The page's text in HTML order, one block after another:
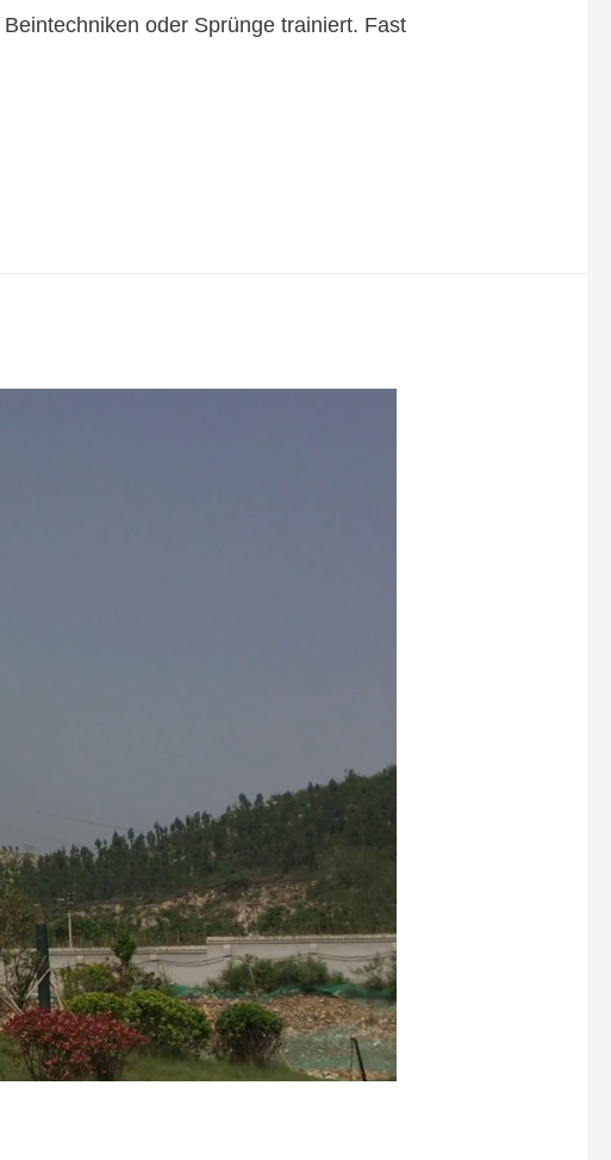
oder Sprünge trainiert. Fast